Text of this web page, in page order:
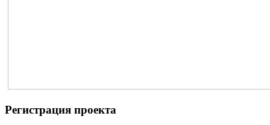
Регистрация проекта